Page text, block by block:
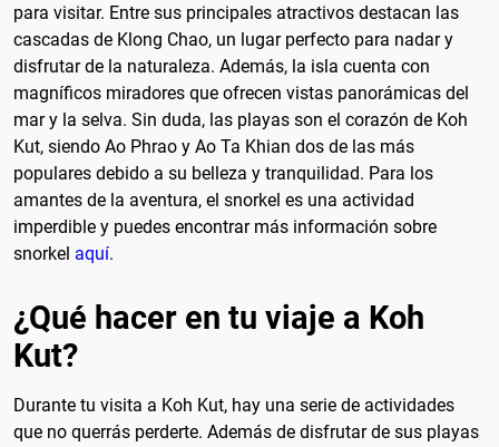
para visitar. Entre sus principales atractivos destacan las
cascadas de Klong Chao, un lugar perfecto para nadar y
disfrutar de la naturaleza. Además, la isla cuenta con
magníficos miradores que ofrecen vistas panorámicas del
mar y la selva. Sin duda, las playas son el corazón de Koh
Kut, siendo Ao Phrao y Ao Ta Khian dos de las más
populares debido a su belleza y tranquilidad. Para los
amantes de la aventura, el snorkel es una actividad
imperdible y puedes encontrar más información sobre
snorkel aquí.
¿Qué hacer en tu viaje a Koh
Kut?
Durante tu visita a Koh Kut, hay una serie de actividades
que no querrás perderte. Además de disfrutar de sus playas